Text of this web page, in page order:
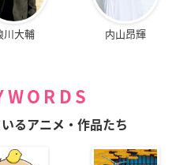
川大輔 内山昂輝
るアニメ・作品たち